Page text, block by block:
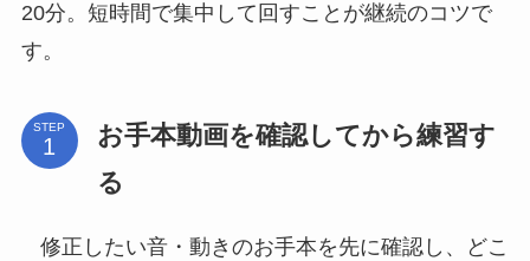
20分。短時間で集中して回すことが継続のコツで
す。
STEP
お手本動画を確認してから練習す
る
修正したい音・動きのお手本を先に確認し、どこ